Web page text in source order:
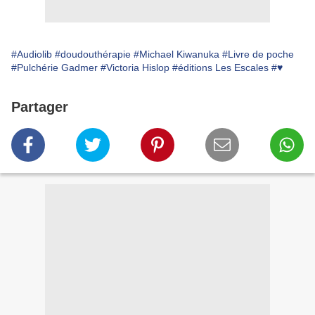
#Audiolib #doudouthérapie #Michael Kiwanuka #Livre de poche
#Pulchérie Gadmer #Victoria Hislop #éditions Les Escales #♥
Partager